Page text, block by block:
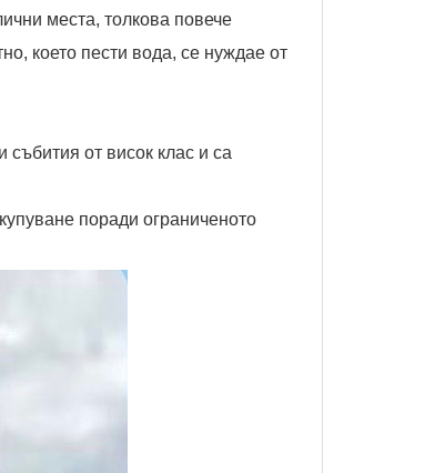
места, толкова повече
което пести вода, се нуждае от
събития от висок клас и са
поради ограниченото